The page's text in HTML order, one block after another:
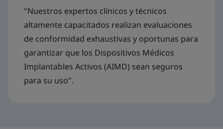
"Nuestros expertos clínicos y técnicos
altamente capacitados realizan evaluaciones
de conformidad exhaustivas y oportunas para
garantizar que los Dispositivos Médicos
Implantables Activos (AIMD) sean seguros
para su uso".